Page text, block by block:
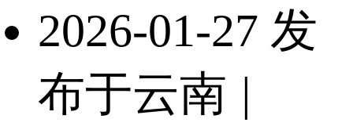
2026-01-27 发
布于云南 |